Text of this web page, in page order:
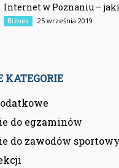
Internet w Poznaniu –
Biznes 25 września 2019
KATEGORIE
do egzaminów
do zawodów